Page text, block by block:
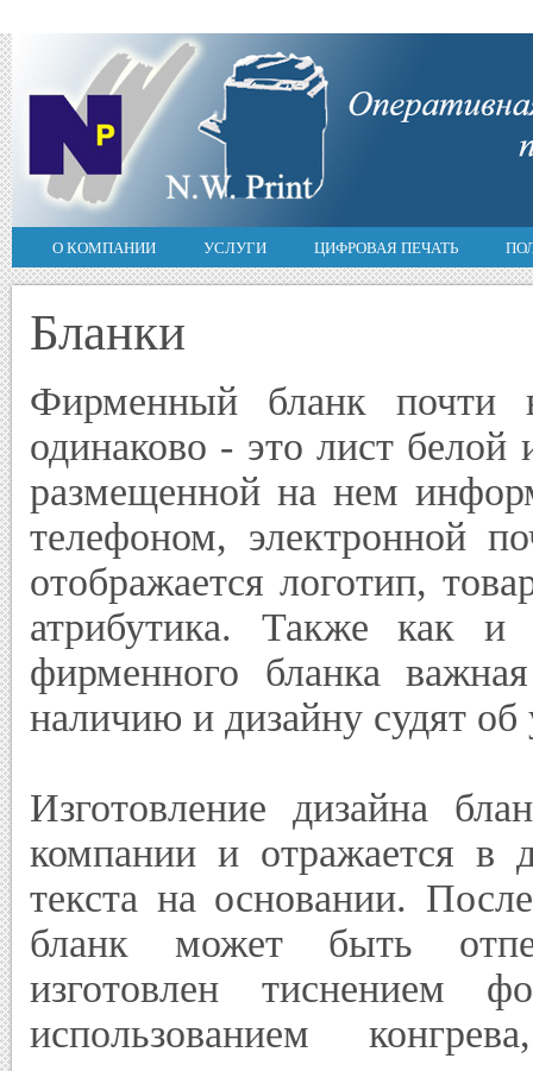
О КОМПАНИИ УСЛУГИ ЦИФРОВАЯ ПЕЧАТЬ
Бланки
Фирменный бланк почти
одинаково - это лист
размещенной на нем
телефоном, электронной
отображается логотип,
атрибутика. Также как и
фирменного бланка
наличию и дизайну судят
Изготовление дизайна
компании и отражается в
текста на основании.
бланк может быть
изготовлен тиснением
использованием